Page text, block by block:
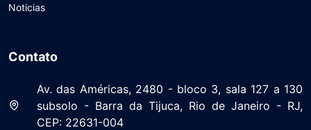
Noticias
Contato
Av. das Américas, 2480 - bloco 3, sala 127 a 130
subsolo - Barra da Tijuca, Rio de Janeiro - RJ,
CEP: 22631-004